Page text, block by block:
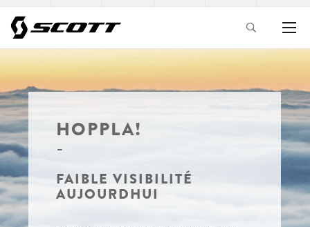
HOPPLA!
FAIBLE VISIBILITÉ
AUJOURDHUI